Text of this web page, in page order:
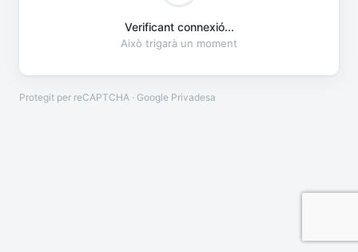
Verificant connexió...
Això trigarà un moment
Protegit per reCAPTCHA · Google Privadesa